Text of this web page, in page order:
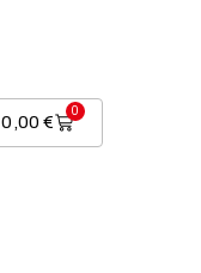
0,00€
0